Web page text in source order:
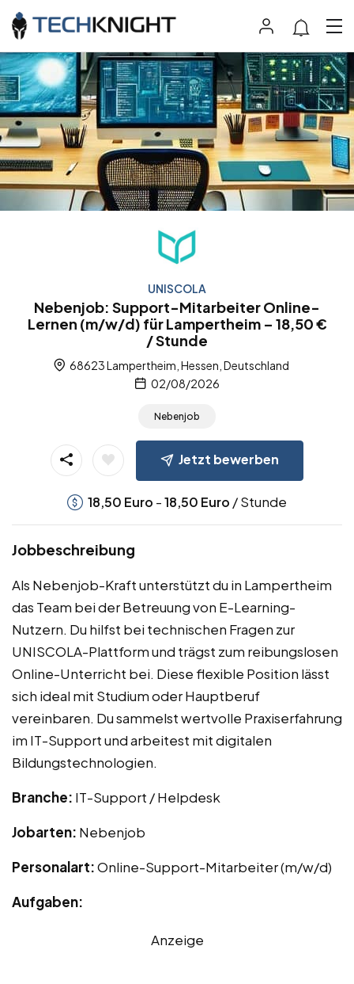
UNISCOLA
Nebenjob: Support-Mitarbeiter Online-
Lernen (m/w/d) für Lampertheim – 18,50 €
/ Stunde
68623 Lampertheim, Hessen, Deutschland
02/08/2026
Nebenjob
Jetzt bewerben
18,50 Euro -18,50 Euro / Stunde
Jobbeschreibung
Als Nebenjob-Kraft unterstützt du in Lampertheim
das Team bei der Betreuung von E-Learning-
Nutzern. Du hilfst bei technischen Fragen zur
UNISCOLA-Plattform und trägst zum reibungslosen
Online-Unterricht bei. Diese flexible Position lässt
sich ideal mit Studium oder Hauptberuf
vereinbaren. Du sammelst wertvolle Praxiserfahrung
im IT-Support und arbeitest mit digitalen
Bildungstechnologien.
Branche: IT-Support / Helpdesk
Jobarten: Nebenjob
Personalart:Online-Support-Mitarbeiter (m/w/d)
Aufgaben:
Anzeige